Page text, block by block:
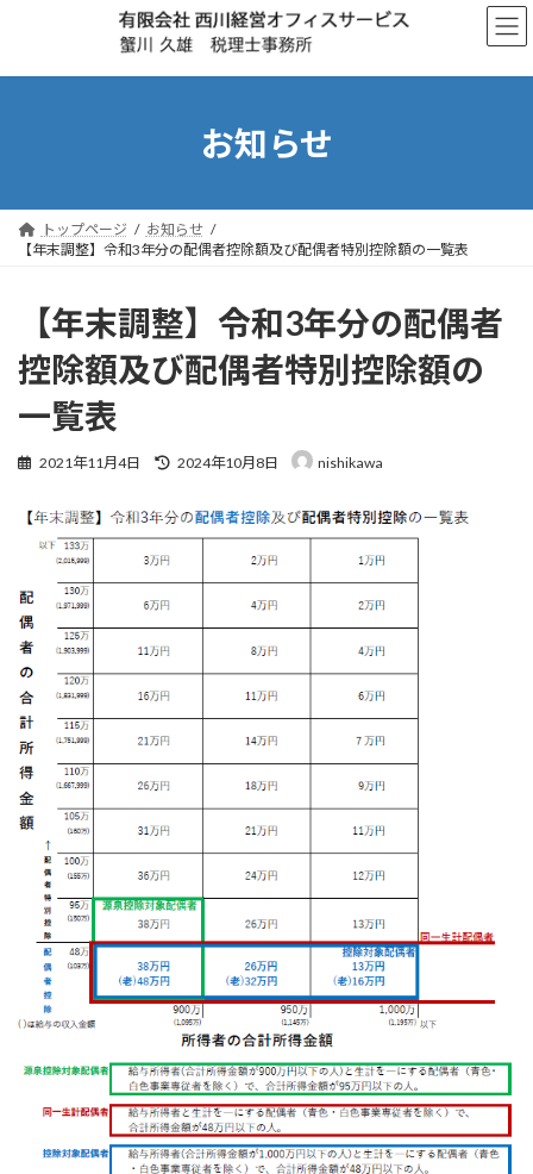
ン
ー
お知らせ
トップページ
お知らせ
【年末調整】令和3年分の配偶者控除額及び配偶者特別控除額の一覧表
【年末調整】令和3年分の配偶者
控除額及び配偶者特別控除額の
一覧表
2021年11月4日
最
新
日
:
2024年10月8日 nishikawa